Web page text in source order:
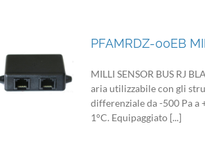
PFAMRDZ-00EB
MILLI SENSOR BUS RJ
aria utilizzabile con gli
differenziale da -500 Pa a
1°C. Equipaggiato [...]